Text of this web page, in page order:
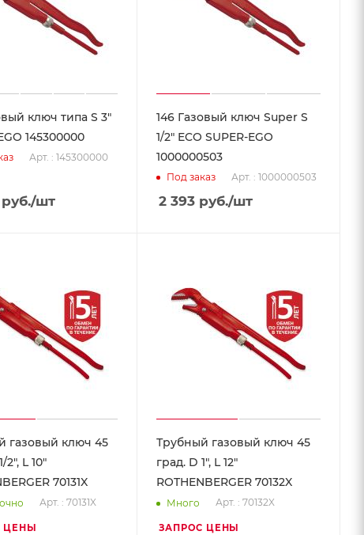
ключ типа S 3"
145300000
Арт. : 145300000
руб./шт
146 Газовый ключ Super S
1/2" ECO SUPER-EGO
1000000503
Под заказ Арт. : 1000000503
2 393 руб./шт
газовый ключ 45
2", L 10"
70131X
Арт. : 70131X
ЦЕНЫ
Трубный газовый ключ 45
град. D 1", L 12"
ROTHENBERGER 70132X
Много Арт. : 70132X
ЗАПРОС ЦЕНЫ